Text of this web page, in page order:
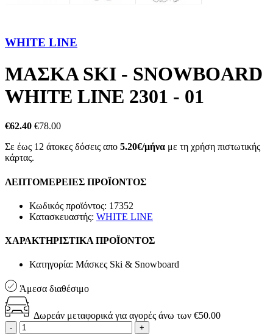
WHITE LINE
ΜΑΣΚΑ SKI - SNOWBOARD
WHITE LINE 2301 - 01
€62.40 €78.00
Σε έως 12 άτοκες δόσεις απο 5.20€/μήνα με τη χρήση πιστωτικής
κάρτας.
ΛΕΠΤΟΜΕΡΕΙΕΣ ΠΡΟΪΟΝΤΟΣ
Κωδικός προϊόντος: 17352
Κατασκευαστής: WHITE LINE
ΧΑΡΑΚΤΗΡΙΣΤΙΚΑ ΠΡΟΪΟΝΤΟΣ
Κατηγορία: Μάσκες Ski & Snowboard
Άμεσα διαθέσιμο
Δωρεάν μεταφορικά για αγορές άνω των €50.00
- +